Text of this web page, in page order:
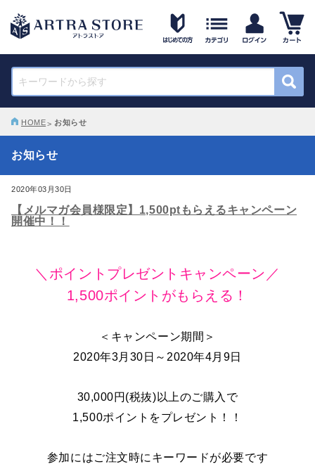
HOME お知らせ
お知らせ
2020年03月30日
【メルマガ会員様限定】1,500ptもらえるキャンペーン
開催中！！
＼ポイントプレゼントキャンペーン／
1,500ポイントがもらえる！
＜キャンペーン期間＞
2020年3月30日～2020年4月9日
30,000円(税抜)以上のご購入で
1,500ポイントをプレゼント！！
参加にはご注文時にキーワードが必要です